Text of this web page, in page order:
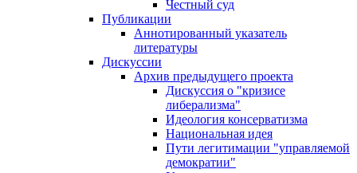
Честный суд
Публикации
Аннотированный указатель
литературы
Дискуссии
Архив предыдущего проекта
Дискуссия о "кризисе
либерализма"
Идеология консерватизма
Национальная идея
Пути легитимации "управляемой
демократии"